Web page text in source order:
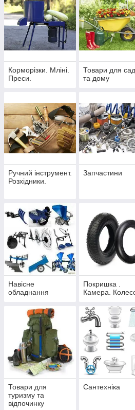
Корморізки. Мліні.
Преси.
Товари для
та дому
Ручний інструмент.
Розхідники.
Запчастини
Навісне
обладнання
Покришка .
Камера.
Товари для
туризму та
відпочинку
Сантехніка